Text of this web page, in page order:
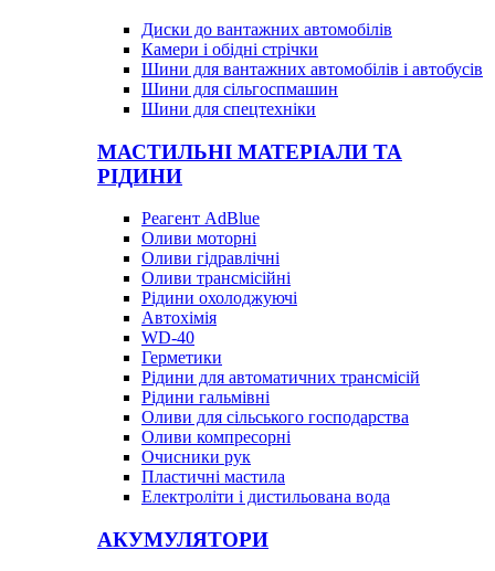
Диски до вантажних автомобілів
Камери і обідні стрічки
Шини для вантажних автомобілів і автобусів
Шини для сільгоспмашин
Шини для спецтехніки
МАСТИЛЬНІ МАТЕРІАЛИ ТА
РІДИНИ
Реагент AdBlue
Оливи моторні
Оливи гідравлічні
Оливи трансмісійні
Рідини охолоджуючі
Автохімія
WD-40
Герметики
Рідини для автоматичних трансмісій
Рідини гальмівні
Оливи для сільського господарства
Оливи компресорні
Очисники рук
Пластичні мастила
Електроліти і дистильована вода
АКУМУЛЯТОРИ